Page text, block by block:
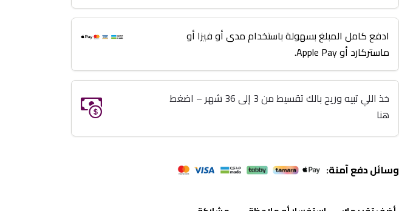
ادفع كامل المبلغ بسهولة باستخدام مدى أو فيزا أو
ماستركارد أو Apple Pay.
خذ اللي تبيه وريح بالك تقسيط من 3 إلى 36 شهر – اضغط
هنا
وسائل دفع آمنة: